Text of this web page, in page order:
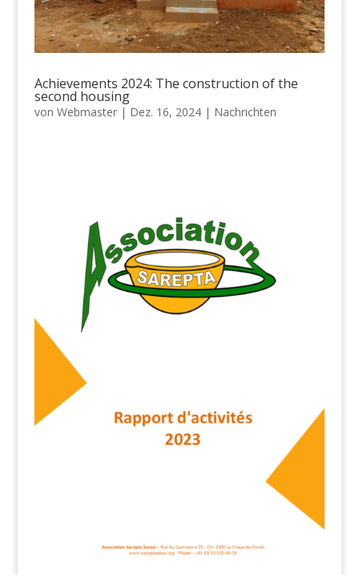
Achievements 2024: The construction of the
second housing
von Webmaster| Dez. 16, 2024| Nachrichten